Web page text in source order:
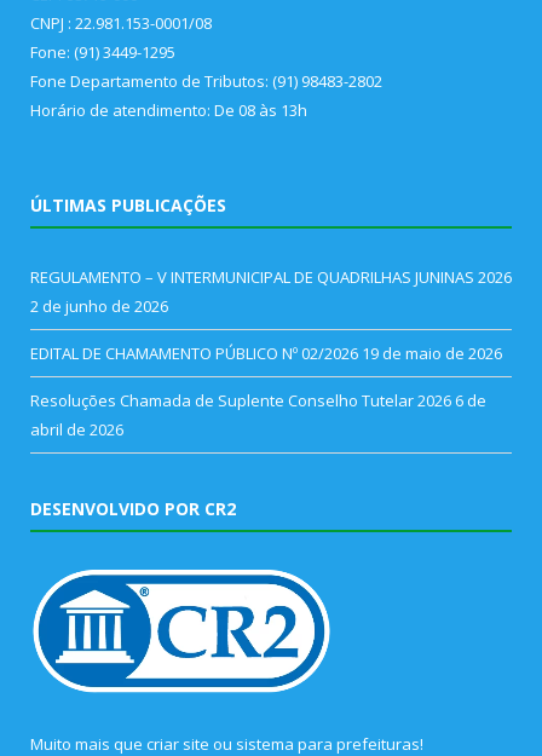
CNPJ : 22.981.153-0001/08
Fone: (91) 3449-1295
Fone Departamento de Tributos: (91) 98483-2802
Horário de atendimento: De 08 às 13h
ÚLTIMAS PUBLICAÇÕES
REGULAMENTO – V INTERMUNICIPAL DE QUADRILHAS JUNINAS 2026
2 de junho de 2026
EDITAL DE CHAMAMENTO PÚBLICO Nº 02/2026 19 de maio de 2026
Resoluções Chamada de Suplente Conselho Tutelar 2026 6 de
abril de 2026
DESENVOLVIDO POR CR2
Muito mais que criar site ou sistema para prefeituras!